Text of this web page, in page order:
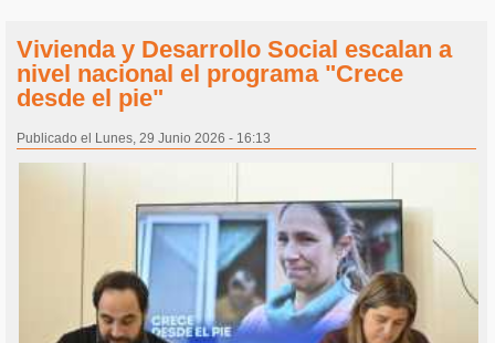
Vivienda y Desarrollo Social escalan a
nivel nacional el programa "Crece
desde el pie"
Publicado el Lunes, 29 Junio 2026 - 16:13